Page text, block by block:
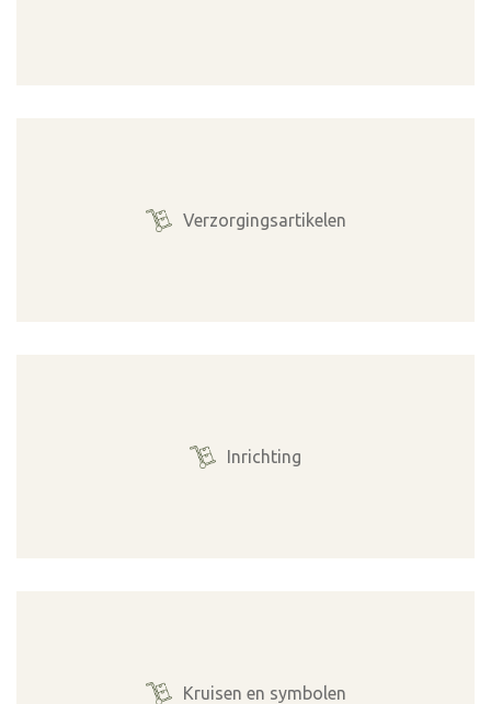
Verzorgingsartikelen
Inrichting
Kruisen en symbolen